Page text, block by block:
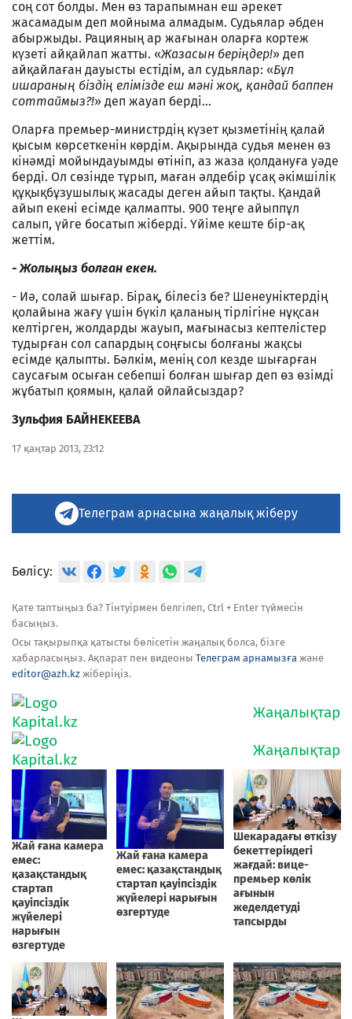
соң сот болды. Мен өз тарапымнан еш әрекет
жасамадым деп мойныма алмадым. Судьялар әбден
абыржыды. Рацияның ар жағынан оларға кортеж
күзеті айқайлап жатты. «Жазасын беріңдер!» деп
айқайлаған дауысты естідім, ал судьялар: «Бұл
ишараның біздің елімізде еш мәні жоқ, қандай баппен
соттаймыз?!» деп жауап берді...
Оларға премьер-министрдің күзет қызметінің қалай
қысым көрсеткенін көрдім. Ақырында судья менен өз
кінәмді мойындауымды өтініп, аз жаза қолдануға уәде
берді. Ол сөзінде тұрып, маған әлдебір ұсақ әкімшілік
құқықбұзушылық жасады деген айып тақты. Қандай
айып екені есімде қалмапты. 900 теңге айыппұл
салып, үйге босатып жіберді. Үйіме кеште бір-ақ
жеттім.
- Жолыңыз болған екен.
- Иә, солай шығар. Бірақ, білесіз бе? Шенеуніктердің
қолайына жағу үшін бүкіл қаланың тірлігіне нұқсан
келтірген, жолдарды жауып, мағынасыз кептелістер
тудырған сол сапардың соңғысы болғаны жақсы
есімде қалыпты. Бәлкім, менің сол кезде шығарған
саусағым осыған себепші болған шығар деп өз өзімді
жұбатып қоямын, қалай ойлайсыздар?
Зульфия БАЙНЕКЕЕВА
17 қаңтар 2013, 23:12
Телеграм арнасына жаңалық жіберу
Бөлісу:
Қате таптыңыз ба? Тінтуірмен белгілеп, Ctrl + Enter түймесін
басыңыз.
Осы тақырыпқа қатысты бөлісетін жаңалық болса, бізге
хабарласыңыз. Ақпарат пен видеоны Телеграм арнамызға және
editor@azh.kz жіберіңіз.